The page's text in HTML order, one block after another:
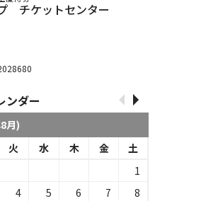
チケットセンター
ンダー
月)
火 水 木 金
土
1
4 5 6 7
8